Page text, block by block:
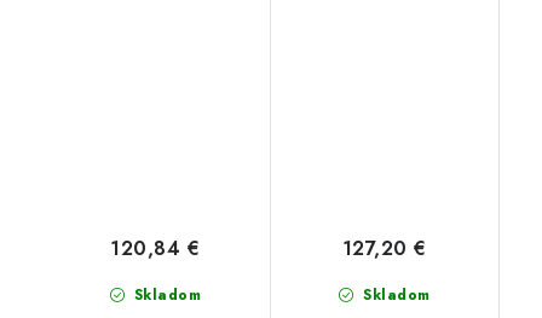
Skladom
120,84 €
Skladom
127,20 €